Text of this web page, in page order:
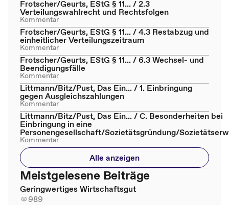
Frotscher/Geurts, EStG § 11... / 2.3
Verteilungswahlrecht und Rechtsfolgen
Kommentar
Frotscher/Geurts, EStG § 11... / 4.3 Restabzug und
einheitlicher Verteilungszeitraum
Kommentar
Frotscher/Geurts, EStG § 11... / 6.3 Wechsel- und
Beendigungsfälle
Kommentar
Littmann/Bitz/Pust, Das Ein... / 1. Einbringung
gegen Ausgleichszahlungen
Kommentar
Littmann/Bitz/Pust, Das Ein... / C. Besonderheiten bei
Einbringung in eine
Personengesellschaft/Sozietätsgründung/
Kommentar
Alle anzeigen
Meistgelesene Beiträge
Geringwertiges Wirtschaftsgut
989